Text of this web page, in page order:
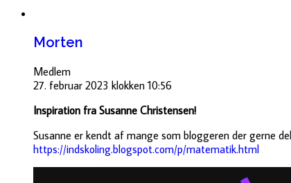
Morten
Medlem
27. februar 2023 klokken 10:56
Inspiration fra Susanne Christensen!
Susanne er kendt af mange som bloggeren der gerne
https://indskoling.blogspot.com/p/matematik.html